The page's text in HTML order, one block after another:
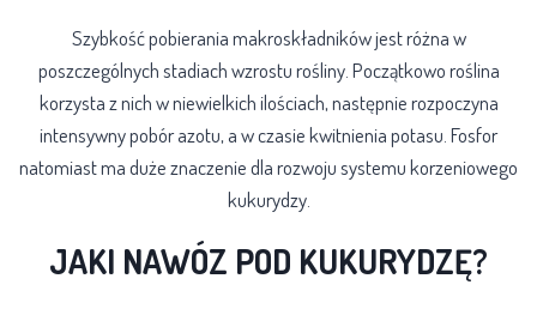
Szybkość pobierania makroskładników jest różna w
poszczególnych stadiach wzrostu rośliny. Początkowo roślina
korzysta z nich w niewielkich ilościach, następnie rozpoczyna
intensywny pobór azotu, a w czasie kwitnienia potasu. Fosfor
natomiast ma duże znaczenie dla rozwoju systemu korzeniowego
kukurydzy.
JAKI NAWÓZ POD KUKURYDZĘ?